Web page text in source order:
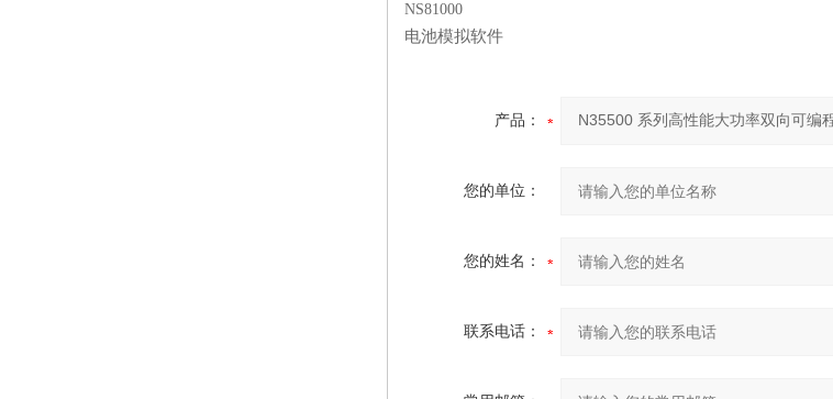
NS81000
电池模拟软件
产品：
您的单位：
您的姓名：
联系电话：